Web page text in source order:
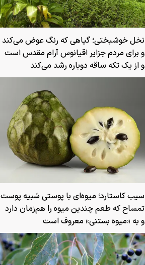
نخل خوشبختی؛ گیاهی که رنگ عوض می‌کند
و برای مردم جزایر اقیانوس آرام مقدس است
و از یک تکه ساقه دوباره رشد می‌کند
سیب کاستارد؛ میوه‌ای با پوستی شبیه پوست
تمساح که طعم چندین میوه را هم‌زمان دارد
و به «میوه بستنی» معروف است